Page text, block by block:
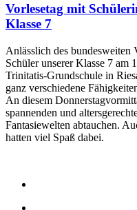
Vorlesetag mit
Klasse 7
Anlässlich des bundesweiten
Schüler unserer Klasse 7 am
Trinitatis-Grundschule in
ganz verschiedene
An diesem
spannenden und
Fantasiewelten abtauchen.
hatten viel Spaß dabei.